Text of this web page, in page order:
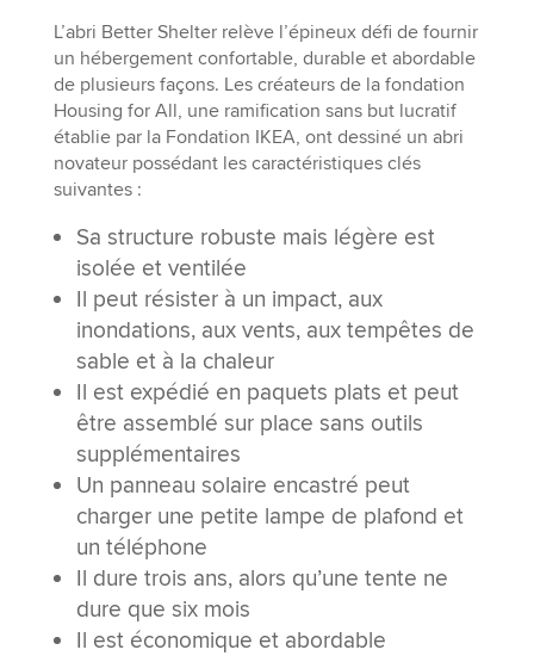
L’abri Better Shelter relève l’épineux défi de fournir
un hébergement confortable, durable et abordable
de plusieurs façons. Les créateurs de la fondation
Housing for All, une ramification sans but lucratif
établie par la Fondation IKEA, ont dessiné un abri
novateur possédant les caractéristiques clés
suivantes :
Sa structure robuste mais légère est
isolée et ventilée
Il peut résister à un impact, aux
inondations, aux vents, aux tempêtes de
sable et à la chaleur
Il est expédié en paquets plats et peut
être assemblé sur place sans outils
supplémentaires
Un panneau solaire encastré peut
charger une petite lampe de plafond et
un téléphone
Il dure trois ans, alors qu’une tente ne
dure que six mois
Il est économique et abordable